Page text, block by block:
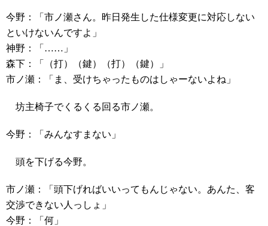
今野：「市ノ瀬さん。昨日発生した仕様変更に対応しない
といけないんですよ」
神野：「……」
森下：「（打）（鍵）（打）（鍵）」
市ノ瀬：「ま、受けちゃったものはしゃーないよね」
坊主椅子でくるくる回る市ノ瀬。
今野：「みんなすまない」
頭を下げる今野。
市ノ瀬：「頭下げればいいってもんじゃない。あんた、客
交渉できない人っしょ」
今野：「何」